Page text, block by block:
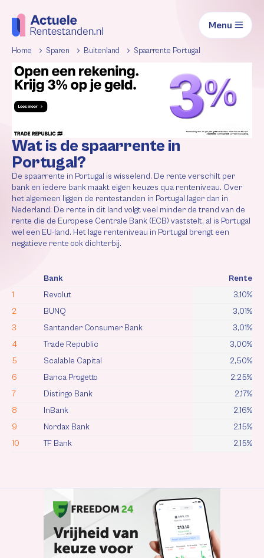
Menu
Home Sparen Buitenland Spaarrente Portugal
Wat is de spaarrente in
Portugal?
De spaarrente in Portugal is wisselend. De rente verschilt per
bank en iedere bank maakt eigen keuzes qua renteniveau. Over
het algemeen liggen de rentestanden in Portugal lager dan in
Nederland. De rente in dit land volgt veel minder de trend van de
rente die de Europese Centrale Bank (ECB) vaststelt, al is Portugal
wel een EU-land. Het lage renteniveau in Portugal brengt een
negatieve rente ook dichterbij.
Bank
Rente
1
Revolut
3,10%
2
BUNQ
3,01%
3
Santander Consumer Bank
3,01%
4
Trade Republic
3,00%
5
Scalable Capital
2,50%
6
Banca Progetto
2,25%
7
Distingo Bank
2,17%
8
InBank
2,16%
9
Nordax Bank
2,15%
10
TF Bank 2,15%